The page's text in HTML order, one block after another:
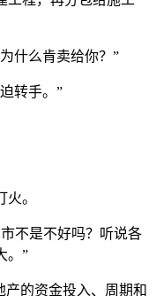
什么肯卖给你？”
转手。”
。
不是不好吗？听说各
。”
产的资金投入、周期和